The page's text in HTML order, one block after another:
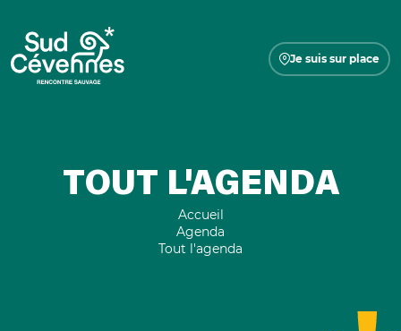
Je suis sur place
TOUT L'AGENDA
Accueil
Agenda
Tout l'agenda